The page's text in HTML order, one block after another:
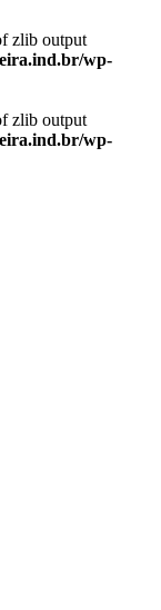
zlib output
wp-
zlib output
wp-